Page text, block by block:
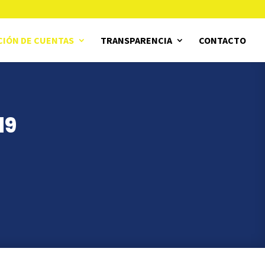
DE CUENTAS TRANSPARENCIA CONTACTO